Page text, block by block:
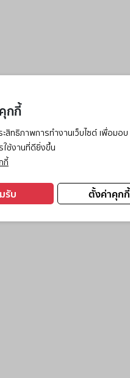
คุกกี้
สิทธิภาพการทำงานเว็บไซต์ เพื่อมอบ
ใช้งานที่ดียิ่งขึ้น
กี้
ตั้งค่าคุกกี้
รับ
while loading